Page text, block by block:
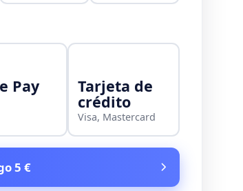
Pay Tarjeta de
crédito
Visa, Mastercard
5 €